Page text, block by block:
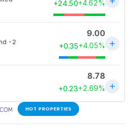
HOT PROPERTIES